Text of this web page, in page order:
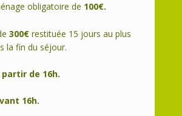
obligatoire de 100€.
300€restituée 15 jours au plus
la fin du séjour.
partir de 16h.
16h.